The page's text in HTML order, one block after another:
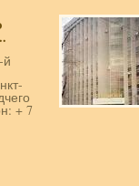
й
+ 7